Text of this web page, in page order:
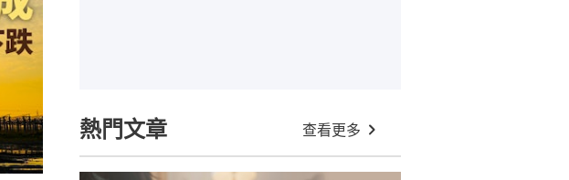
熱門文章 查看更多